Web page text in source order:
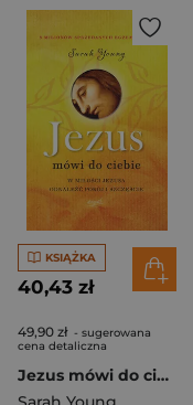
KSIĄŻKA
40,43 zł
49,90 zł - sugerowana
cena detaliczna
Jezus mówi do ciebie